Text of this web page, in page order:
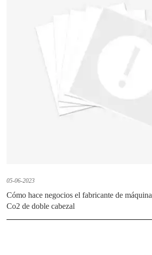
05-06-2023
Cómo hace negocios el fabricante de
Co2 de doble cabezal